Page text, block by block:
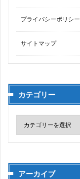
プライバシーポリシー
サイトマップ
カテゴリー
アーカイブ